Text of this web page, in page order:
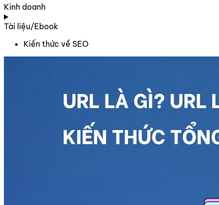
Kinh doanh
Tài liệu/Ebook
Kiến thức về SEO